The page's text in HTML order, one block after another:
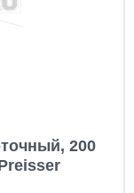
200